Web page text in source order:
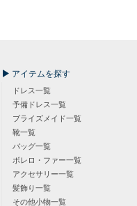
アイテムを探す
ドレス一覧
予備ドレス一覧
ブライズメイド一覧
靴一覧
バッグ一覧
ボレロ・ファー一覧
アクセサリー一覧
髪飾り一覧
その他小物一覧